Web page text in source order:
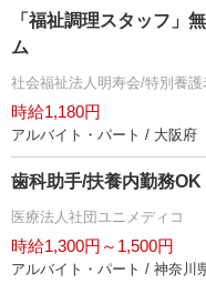
「福祉調理スタッフ」
ム
社会福祉法人明寿会/特別養
時給1,180円
アルバイト・パート / 大阪府
歯科助手/扶養内勤務
医療法人社団ユニメディコ
時給1,300円～1,500円
アルバイト・パート / 神奈川